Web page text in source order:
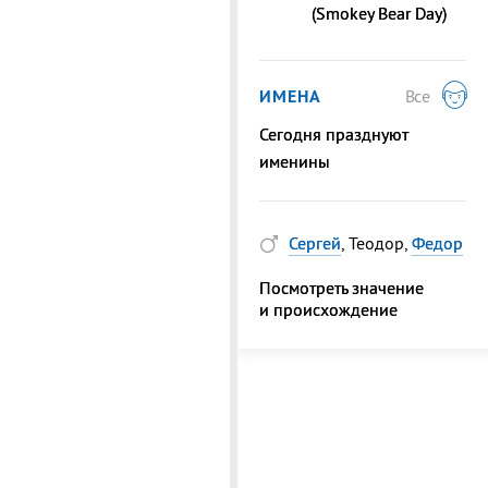
(Smokey Bear Day)
ИМЕНА
Все
Сегодня празднуют
именины
Сергей, Теодор, Федор
Посмотреть значение
и происхождение